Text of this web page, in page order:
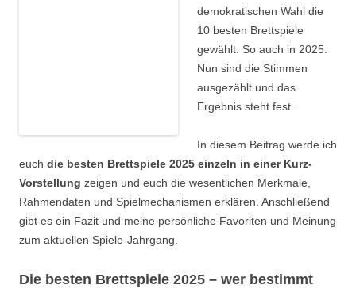
demokratischen Wahl die
10 besten Brettspiele
gewählt. So auch in 2025.
Nun sind die Stimmen
ausgezählt und das
Ergebnis steht fest.
In diesem Beitrag werde ich
euch die besten Brettspiele 2025 einzeln in einer Kurz-
Vorstellung zeigen und euch die wesentlichen Merkmale,
Rahmendaten und Spielmechanismen erklären. Anschließend
gibt es ein Fazit und meine persönliche Favoriten und Meinung
zum aktuellen Spiele-Jahrgang.
Die besten Brettspiele 2025 – wer bestimmt